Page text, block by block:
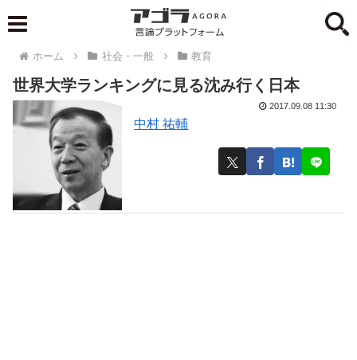
ホーム 社会・一般 教育
世界大学ランキングに見る沈み行く日本
中村 祐輔
2017.09.08 11:30